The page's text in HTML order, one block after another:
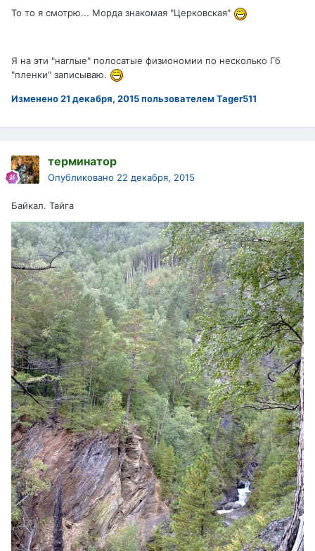
То то я смотрю... Морда знакомая "Церковская"
Я на эти "наглые" полосатые физиономии по несколько Гб
"пленки" записываю.
Изменено21 декабря, 2015пользователем Tager511
терминатор
Опубликовано 22 декабря, 2015
Байкал. Тайга